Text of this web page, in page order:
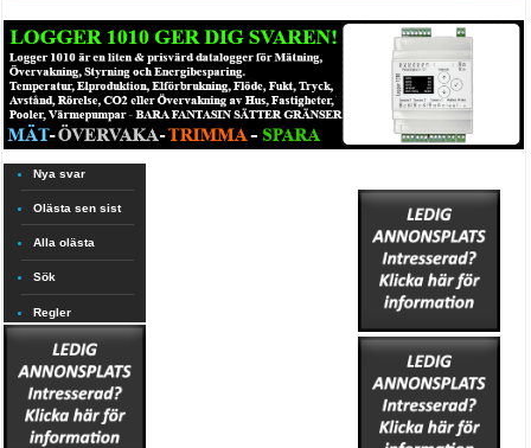
Nya svar
Olästa sen sist
Alla olästa
Sök
Regler